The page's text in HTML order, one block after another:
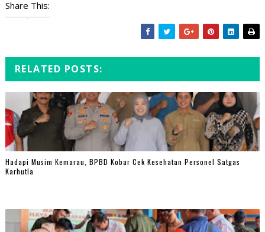
Share This:
RELATED POSTS:
Hadapi Musim Kemarau, BPBD Kobar Cek Kesehatan Personel Satgas
Karhutla